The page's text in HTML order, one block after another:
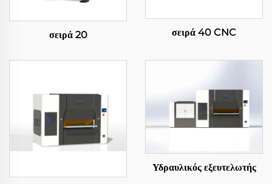
σειρά 20 σειρά 40 CNC
Υδραυλικός εξευτελωτής